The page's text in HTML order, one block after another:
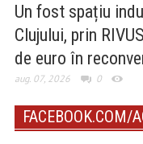
Un fost spațiu
Clujului, prin
de euro în
aug. 07, 2026 0
FACEBOOK.COM/